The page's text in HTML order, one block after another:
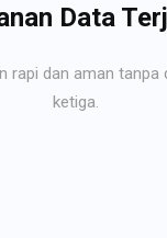
Data
rapi dan aman tanpa
ketiga.